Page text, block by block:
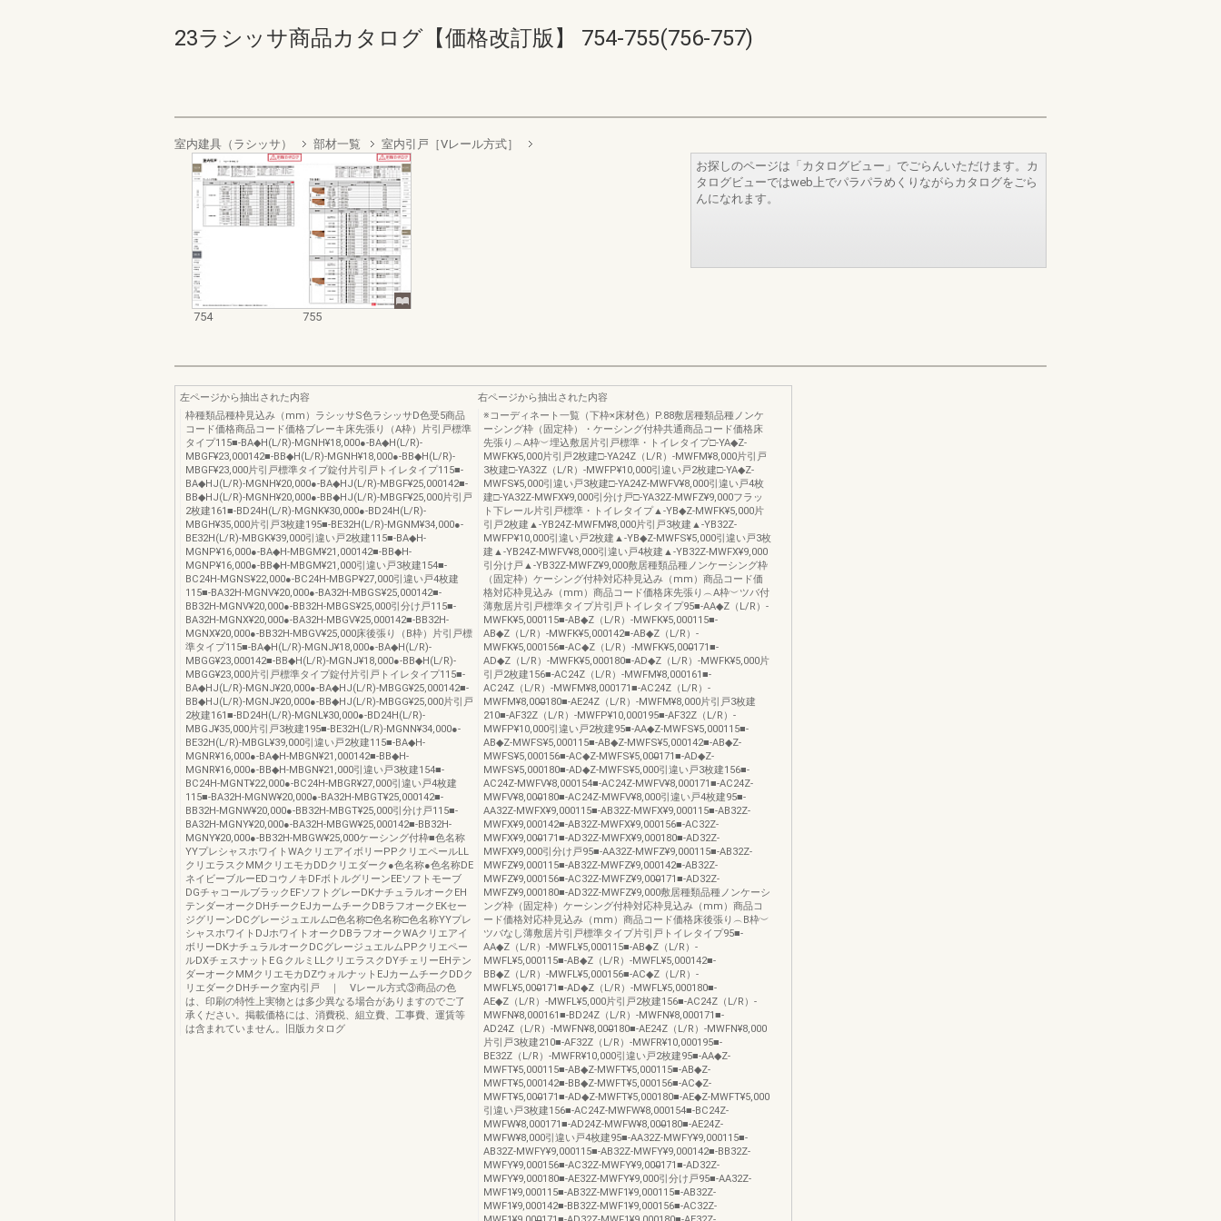
23ラシッサ商品カタログ【価格改訂版】 754-755(756-757)
室内建具（ラシッサ） 部材一覧 室内引戸［Vレール方式］
754 755
お探しのページは「カタログビュー」でごらんいただけます。カ
タログビューではweb上でパラパラめくりながらカタログをごら
んになれます。
左ページから抽出された内容
枠種類品種枠見込み（mm）ラシッサS色ラシッサD色受5商品
コード価格商品コード価格ブレーキ床先張り（A枠）片引戸標準
タイプ115■-BA◆H(L/R)-MGNH¥18,000●-BA◆H(L/R)-
MBGF¥23,000142■-BB◆H(L/R)-MGNH¥18,000●-BB◆H(L/R)-
MBGF¥23,000片引戸標準タイプ錠付片引戸トイレタイプ115■-
BA◆HJ(L/R)-MGNH¥20,000●-BA◆HJ(L/R)-MBGF¥25,000142■-
BB◆HJ(L/R)-MGNH¥20,000●-BB◆HJ(L/R)-MBGF¥25,000片引戸
2枚建161■-BD24H(L/R)-MGNK¥30,000●-BD24H(L/R)-
MBGH¥35,000片引戸3枚建195■-BE32H(L/R)-MGNM¥34,000●-
BE32H(L/R)-MBGK¥39,000引違い戸2枚建115■-BA◆H-
MGNP¥16,000●-BA◆H-MBGM¥21,000142■-BB◆H-
MGNP¥16,000●-BB◆H-MBGM¥21,000引違い戸3枚建154■-
BC24H-MGNS¥22,000●-BC24H-MBGP¥27,000引違い戸4枚建
115■-BA32H-MGNV¥20,000●-BA32H-MBGS¥25,000142■-
BB32H-MGNV¥20,000●-BB32H-MBGS¥25,000引分け戸115■-
BA32H-MGNX¥20,000●-BA32H-MBGV¥25,000142■-BB32H-
MGNX¥20,000●-BB32H-MBGV¥25,000床後張り（B枠）片引戸標
準タイプ115■-BA◆H(L/R)-MGNJ¥18,000●-BA◆H(L/R)-
MBGG¥23,000142■-BB◆H(L/R)-MGNJ¥18,000●-BB◆H(L/R)-
MBGG¥23,000片引戸標準タイプ錠付片引戸トイレタイプ115■-
BA◆HJ(L/R)-MGNJ¥20,000●-BA◆HJ(L/R)-MBGG¥25,000142■-
BB◆HJ(L/R)-MGNJ¥20,000●-BB◆HJ(L/R)-MBGG¥25,000片引戸
2枚建161■-BD24H(L/R)-MGNL¥30,000●-BD24H(L/R)-
MBGJ¥35,000片引戸3枚建195■-BE32H(L/R)-MGNN¥34,000●-
BE32H(L/R)-MBGL¥39,000引違い戸2枚建115■-BA◆H-
MGNR¥16,000●-BA◆H-MBGN¥21,000142■-BB◆H-
MGNR¥16,000●-BB◆H-MBGN¥21,000引違い戸3枚建154■-
BC24H-MGNT¥22,000●-BC24H-MBGR¥27,000引違い戸4枚建
115■-BA32H-MGNW¥20,000●-BA32H-MBGT¥25,000142■-
BB32H-MGNW¥20,000●-BB32H-MBGT¥25,000引分け戸115■-
BA32H-MGNY¥20,000●-BA32H-MBGW¥25,000142■-BB32H-
MGNY¥20,000●-BB32H-MBGW¥25,000ケーシング付枠■色名称
YYプレシャスホワイトWAクリエアイボリーPPクリエペールLL
クリエラスクMMクリエモカDDクリエダーク●色名称●色名称DE
ネイビーブルーEDコウノキDFボトルグリーンEEソフトモーブ
DGチャコールブラックEFソフトグレーDKナチュラルオークEH
テンダーオークDHチークEJカームチークDBラフオークEKセー
ジグリーンDCグレージュエルム□色名称□色名称□色名称YYプレ
シャスホワイトDJホワイトオークDBラフオークWAクリエアイ
ボリーDKナチュラルオークDCグレージュエルムPPクリエペー
ルDXチェスナットEＧクルミLLクリエラスクDYチェリーEHテン
ダーオークMMクリエモカDZウォルナットEJカームチークDDク
リエダークDHチーク室内引戸 ｜ Vレール方式③商品の色
は、印刷の特性上実物とは多少異なる場合がありますのでご了
承ください。掲載価格には、消費税、組立費、工事費、運賃等
は含まれていません。旧版カタログ
右ページから抽出された内容
※コーディネート一覧（下枠×床材色）P.88敷居種類品種ノンケ
ーシング枠（固定枠）・ケーシング付枠共通商品コード価格床
先張り︵A枠︶埋込敷居片引戸標準・トイレタイプ□-YA◆Z-
MWFK¥5,000片引戸2枚建□-YA24Z（L/R）-MWFM¥8,000片引戸
3枚建□-YA32Z（L/R）-MWFP¥10,000引違い戸2枚建□-YA◆Z-
MWFS¥5,000引違い戸3枚建□-YA24Z-MWFV¥8,000引違い戸4枚
建□-YA32Z-MWFX¥9,000引分け戸□-YA32Z-MWFZ¥9,000フラッ
ト下レール片引戸標準・トイレタイプ▲-YB◆Z-MWFK¥5,000片
引戸2枚建▲-YB24Z-MWFM¥8,000片引戸3枚建▲-YB32Z-
MWFP¥10,000引違い戸2枚建▲-YB◆Z-MWFS¥5,000引違い戸3枚
建▲-YB24Z-MWFV¥8,000引違い戸4枚建▲-YB32Z-MWFX¥9,000
引分け戸▲-YB32Z-MWFZ¥9,000敷居種類品種ノンケーシング枠
（固定枠）ケーシング付枠対応枠見込み（mm）商品コード価
格対応枠見込み（mm）商品コード価格床先張り︵A枠︶ツバ付
薄敷居片引戸標準タイプ片引戸トイレタイプ95■-AA◆Z（L/R）-
MWFK¥5,000115■-AB◆Z（L/R）-MWFK¥5,000115■-
AB◆Z（L/R）-MWFK¥5,000142■-AB◆Z（L/R）-
MWFK¥5,000156■-AC◆Z（L/R）-MWFK¥5,000̶̶̶171■-
AD◆Z（L/R）-MWFK¥5,000180■-AD◆Z（L/R）-MWFK¥5,000片
引戸2枚建156■-AC24Z（L/R）-MWFM¥8,000161■-
AC24Z（L/R）-MWFM¥8,000171■-AC24Z（L/R）-
MWFM¥8,000̶̶̶180■-AE24Z（L/R）-MWFM¥8,000片引戸3枚建
210■-AF32Z（L/R）-MWFP¥10,000195■-AF32Z（L/R）-
MWFP¥10,000引違い戸2枚建95■-AA◆Z-MWFS¥5,000115■-
AB◆Z-MWFS¥5,000115■-AB◆Z-MWFS¥5,000142■-AB◆Z-
MWFS¥5,000156■-AC◆Z-MWFS¥5,000̶̶̶171■-AD◆Z-
MWFS¥5,000180■-AD◆Z-MWFS¥5,000引違い戸3枚建156■-
AC24Z-MWFV¥8,000154■-AC24Z-MWFV¥8,000171■-AC24Z-
MWFV¥8,000̶̶̶180■-AC24Z-MWFV¥8,000引違い戸4枚建95■-
AA32Z-MWFX¥9,000115■-AB32Z-MWFX¥9,000115■-AB32Z-
MWFX¥9,000142■-AB32Z-MWFX¥9,000156■-AC32Z-
MWFX¥9,000̶̶̶171■-AD32Z-MWFX¥9,000180■-AD32Z-
MWFX¥9,000引分け戸95■-AA32Z-MWFZ¥9,000115■-AB32Z-
MWFZ¥9,000115■-AB32Z-MWFZ¥9,000142■-AB32Z-
MWFZ¥9,000156■-AC32Z-MWFZ¥9,000̶̶̶171■-AD32Z-
MWFZ¥9,000180■-AD32Z-MWFZ¥9,000敷居種類品種ノンケーシ
ング枠（固定枠）ケーシング付枠対応枠見込み（mm）商品コ
ード価格対応枠見込み（mm）商品コード価格床後張り︵B枠︶
ツバなし薄敷居片引戸標準タイプ片引戸トイレタイプ95■-
AA◆Z（L/R）-MWFL¥5,000115■-AB◆Z（L/R）-
MWFL¥5,000115■-AB◆Z（L/R）-MWFL¥5,000142■-
BB◆Z（L/R）-MWFL¥5,000156■-AC◆Z（L/R）-
MWFL¥5,000̶̶̶171■-AD◆Z（L/R）-MWFL¥5,000180■-
AE◆Z（L/R）-MWFL¥5,000片引戸2枚建156■-AC24Z（L/R）-
MWFN¥8,000161■-BD24Z（L/R）-MWFN¥8,000171■-
AD24Z（L/R）-MWFN¥8,000̶̶̶180■-AE24Z（L/R）-MWFN¥8,000
片引戸3枚建210■-AF32Z（L/R）-MWFR¥10,000195■-
BE32Z（L/R）-MWFR¥10,000引違い戸2枚建95■-AA◆Z-
MWFT¥5,000115■-AB◆Z-MWFT¥5,000115■-AB◆Z-
MWFT¥5,000142■-BB◆Z-MWFT¥5,000156■-AC◆Z-
MWFT¥5,000̶̶̶171■-AD◆Z-MWFT¥5,000180■-AE◆Z-MWFT¥5,000
引違い戸3枚建156■-AC24Z-MWFW¥8,000154■-BC24Z-
MWFW¥8,000171■-AD24Z-MWFW¥8,000̶̶̶180■-AE24Z-
MWFW¥8,000引違い戸4枚建95■-AA32Z-MWFY¥9,000115■-
AB32Z-MWFY¥9,000115■-AB32Z-MWFY¥9,000142■-BB32Z-
MWFY¥9,000156■-AC32Z-MWFY¥9,000̶̶̶171■-AD32Z-
MWFY¥9,000180■-AE32Z-MWFY¥9,000引分け戸95■-AA32Z-
MWF1¥9,000115■-AB32Z-MWF1¥9,000115■-AB32Z-
MWF1¥9,000142■-BB32Z-MWF1¥9,000156■-AC32Z-